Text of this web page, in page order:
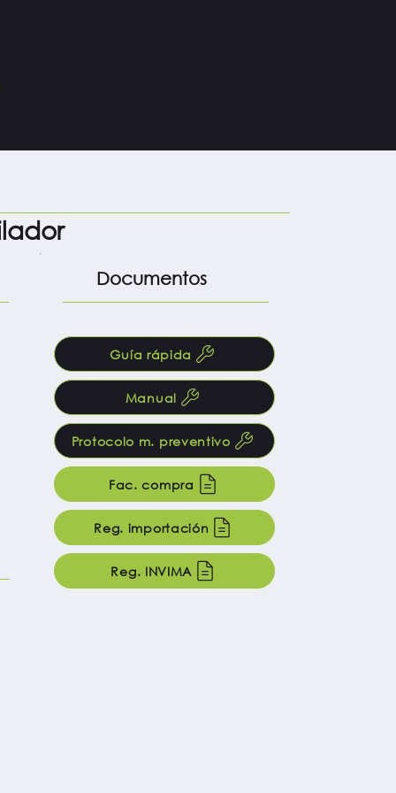
Documentos
Guía rápida
Manual
Protocolo m. preventivo
Fac. compra
Reg. importación
Reg. INVIMA